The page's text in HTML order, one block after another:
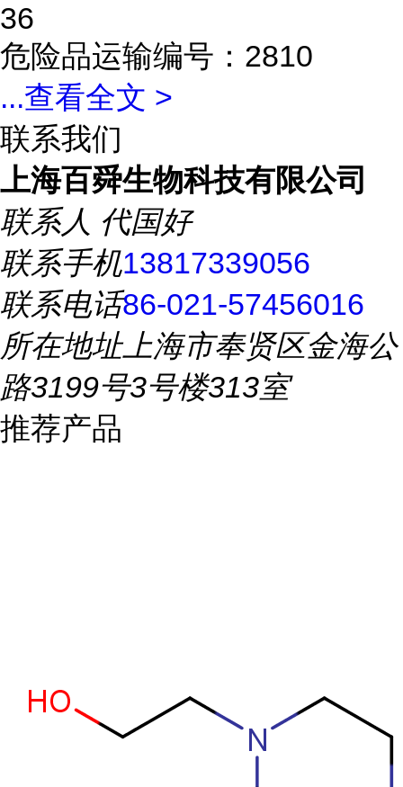
36
危险品运输编号：2810
...查看全文 >
联系我们
上海百舜生物科技有限公司
联系人 代国好
联系手机13817339056
联系电话86-021-57456016
所在地址上海市奉贤区金海公
路3199号3号楼313室
推荐产品